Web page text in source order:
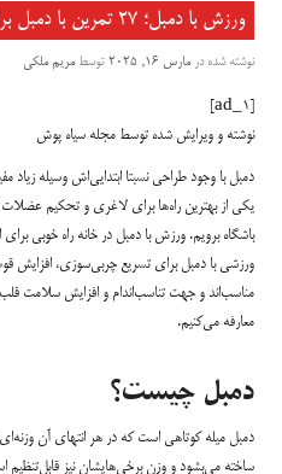
ورزش با دمبل؛ ۲۷ تمرین با دمبل برای تحکیم عضلات_سیاه پوش
نوشته شده درمارس 16, 2025 توسطمریم ملکی
نوشته و ویرایش شده توسط مجله سیاه پوش
دمبل با وجود طراحی نسبتا ابتدایی‌اش وسیله
یکی از بهترین راه‌ها برای لاغری و تحکیم عضلات
باشگاه برویم. ورزش با دمبل در خانه راه خوبی
ورزشی با دمبل برای تسریع چربی‌سوزی، افزایش
مناسب‌اند و جهت تناسب‌اندام و افزایش سلامت قلب
معارفه می‌کنیم.
دمبل چیست؟
دمبل میله کوتاهی است که در هر انتهای آن
ساخته می‌بشود و وزن برخی‌هایشان نیز